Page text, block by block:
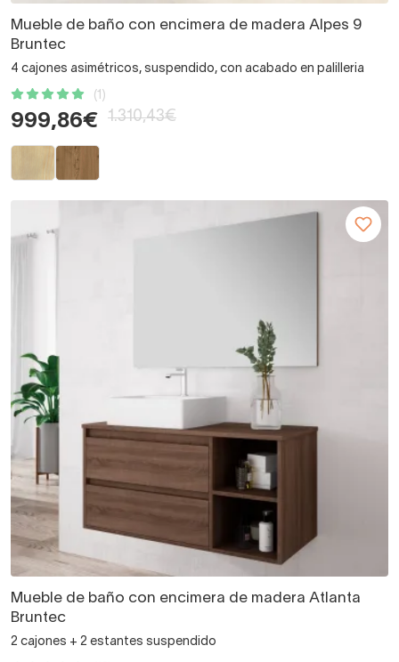
Mueble de baño con encimera de madera Alpes 9
Bruntec
4 cajones asimétricos, suspendido, con acabado en palilleria
(1)
999,86€ 1.310,43€
Mueble de baño con encimera de madera Atlanta
Bruntec
2 cajones + 2 estantes suspendido